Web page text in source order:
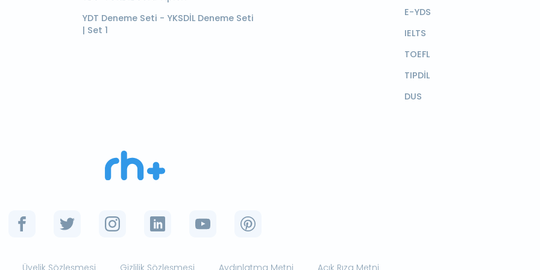
YDT Deneme Seti - YKSDİL Deneme Seti
| Set 1
E-YDS
IELTS
TOEFL
TIPDİL
DUS
Üyelik Sözleşmesi Gizlilik Sözleşmesi Aydınlatma Metni Açık Rıza Metni